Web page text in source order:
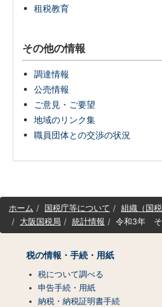
租税教育
その他の情報
調達情報
公売情報
ご意見・ご要望
地域のリンク集
職員団体との交渉の状況
サ
イホーム 国税庁等について
組織（国
大阪国税局
統計情報 令和3年 そ
税の情報・手続・用紙
税について調べる
申告手続・用紙
納税・納税証明書手続